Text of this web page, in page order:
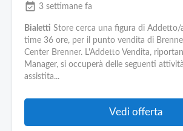
event_available 3 settimane fa
Bialetti Store cerca una figura di Addetto/
time 36 ore, per il punto vendita di
Center Brenner. L'Addetto Vendita,
Manager, si occuperà delle seguenti
assistita...
Vedi offerta